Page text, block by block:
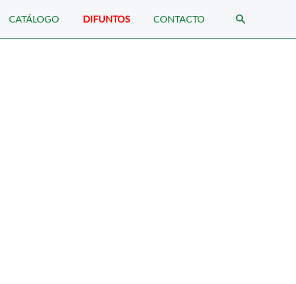
CATÁLOGO DIFUNTOS CONTACTO Buscar